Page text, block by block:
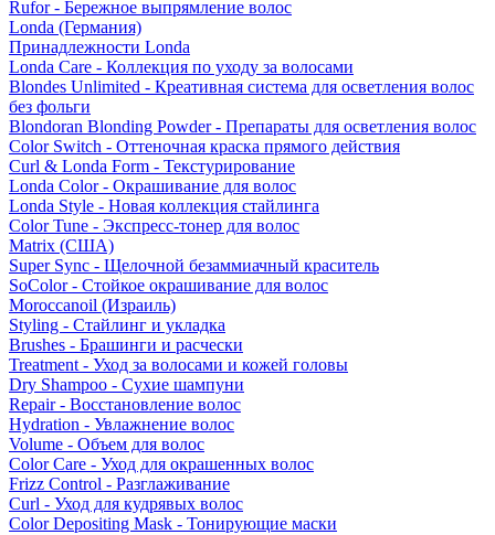
Rufor - Бережное выпрямление волос
Londa (Германия)
Принадлежности Londa
Londa Care - Коллекция по уходу за волосами
Blondes Unlimited - Креативная система для осветления волос
без фольги
Blondoran Blonding Powder - Препараты для осветления волос
Color Switch - Оттеночная краска прямого действия
Curl & Londa Form - Текстурирование
Londa Color - Окрашивание для волос
Londa Style - Новая коллекция стайлинга
Color Tune - Экспресс-тонер для волос
Matrix (США)
Super Sync - Щелочной безаммиачный краситель
SoColor - Стойкое окрашивание для волос
Moroccanoil (Израиль)
Styling - Стайлинг и укладка
Brushes - Брашинги и расчески
Treatment - Уход за волосами и кожей головы
Dry Shampoo - Сухие шампуни
Repair - Восстановление волос
Hydration - Увлажнение волос
Volume - Объем для волос
Color Care - Уход для окрашенных волос
Frizz Control - Разглаживание
Curl - Уход для кудрявых волос
Color Depositing Mask - Тонирующие маски